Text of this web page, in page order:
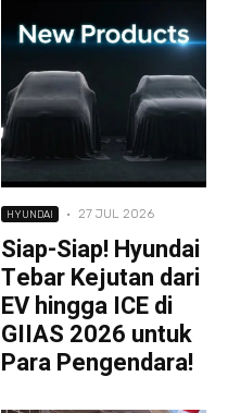
HYUNDAI · 27 JUL 2026
Siap-Siap! Hyundai
Tebar Kejutan dari
EV hingga ICE di
GIIAS 2026 untuk
Para Pengendara!